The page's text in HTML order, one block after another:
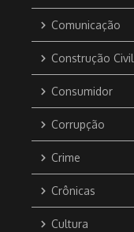
Comunicação
Construção Civil
Consumidor
Corrupção
Crime
Crônicas
Cultura